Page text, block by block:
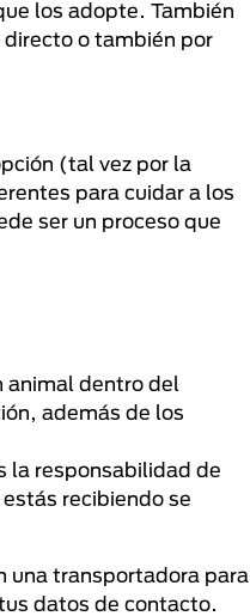
los adopte. También
o también por
(tal vez por la
para cuidar a los
ser un proceso que
animal dentro del
además de los
la responsabilidad de
recibiendo se
una transportadora para
datos de contacto.